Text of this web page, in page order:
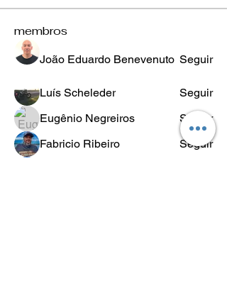
membros
João Eduardo Benevenuto Seguir
Luís Scheleder
Seguir
Eugênio Negreiros
Seguir
Fabricio Ribeiro
Seguir